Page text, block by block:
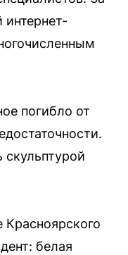
интернет-
погибло от
скульптурой
Красноярского
белая